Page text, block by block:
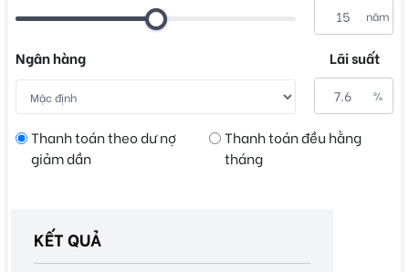
năm
Ngân hàng Lãi suất
%
Thanh toán theo dư nợ
giảm dần
Thanh toán đều hằng
tháng
KẾT QUẢ